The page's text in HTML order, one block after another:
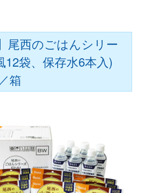
尾西のごはんシリー
12袋、保存水6本入)
箱